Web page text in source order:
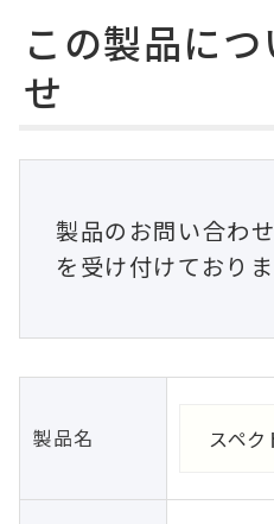
この製品に
せ
製品のお問い合わ
を受け付けておりま
製品名